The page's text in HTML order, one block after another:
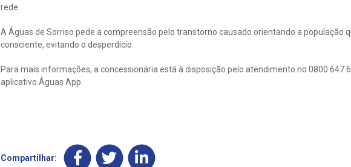
rede.
A Águas de Sorriso pede a compreensão pelo transtorno causado orientando a população
consciente, evitando o desperdício.
Para mais informações, a concessionária está à disposição pelo atendimento no 0800 647
aplicativo Águas App.
Compartilhar: